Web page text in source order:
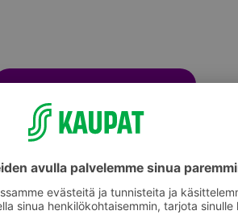
Kukkaruukut